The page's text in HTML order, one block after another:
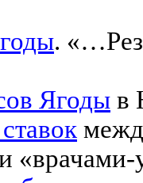
.
Ягоды в